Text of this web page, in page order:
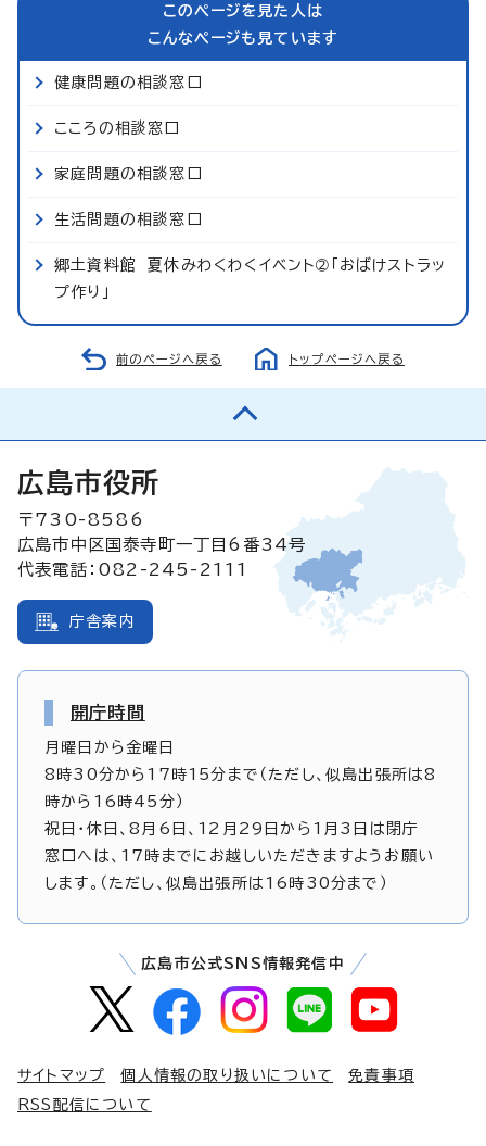
このページを見た人は
こんなページも見ています
健康問題の相談窓口
こころの相談窓口
家庭問題の相談窓口
生活問題の相談窓口
郷土資料館 夏休みわくわくイベント➁「おばけストラッ
プ作り」
前のページへ戻る トップページへ戻る
広島市役所
〒730-8586
広島市中区国泰寺町一丁目6番34号
代表電話：082-245-2111
庁舎案内
開庁時間
月曜日から金曜日
8時30分から17時15分まで（ただし、似島出張所は8
時から16時45分）
祝日・休日、8月6日、12月29日から1月3日は閉庁
窓口へは、17時までにお越しいただきますようお願い
します。（ただし、似島出張所は16時30分まで）
広島市公式SNS情報発信中
サイトマップ 個人情報の取り扱いについて
免責事項
RSS配信について